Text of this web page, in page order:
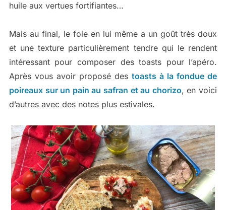
huile aux vertues fortifiantes…
Mais au final, le foie en lui même a un goût très doux
et une texture particulièrement tendre qui le rendent
intéressant pour composer des toasts pour l’apéro.
Après vous avoir proposé destoasts à la fondue de
poireaux sur un pain au safran et au chorizo, en voici
d’autres avec des notes plus estivales.